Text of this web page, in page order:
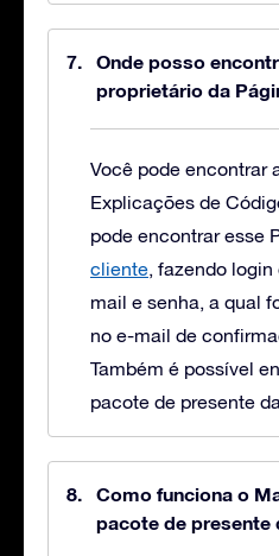
Onde posso
proprietário da
Você pode encontrar
Explicações de
pode encontrar esse
cliente, fazendo
mail e senha, a qual
no e-mail de
Também é possível
pacote de presente
Como funciona o
pacote de presente